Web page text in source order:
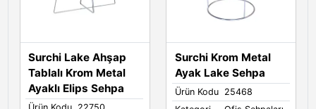
Surchi Lake Ahşap
Tablalı Krom Metal
Ayaklı Elips Sehpa
Surchi Krom Metal
Ayak Lake Sehpa
Ürün Kodu
25468